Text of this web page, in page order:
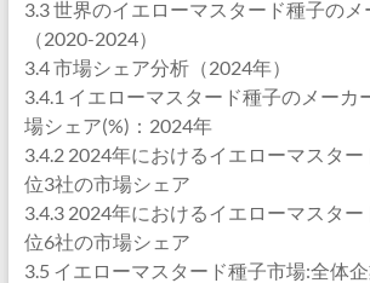
3.3 世界のイエローマスタード種子の
（2020-2024）
3.4 市場シェア分析（2024年）
3.4.1 イエローマスタード種子のメーカ
場シェア(%)：2024年
3.4.2 2024年におけるイエローマスタ
位3社の市場シェア
3.4.3 2024年におけるイエローマスタ
位6社の市場シェア
3.5 イエローマスタード種子市場:全体